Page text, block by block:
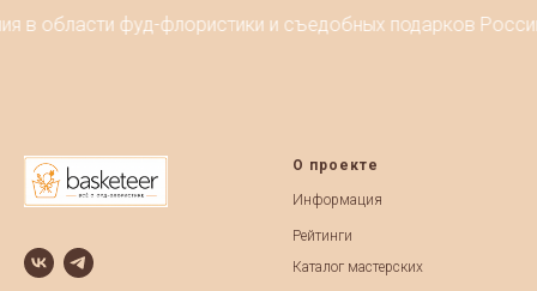
в области фуд-флористики и съедобных подарков
О проекте
Информация
Рейтинги
Каталог мастерских